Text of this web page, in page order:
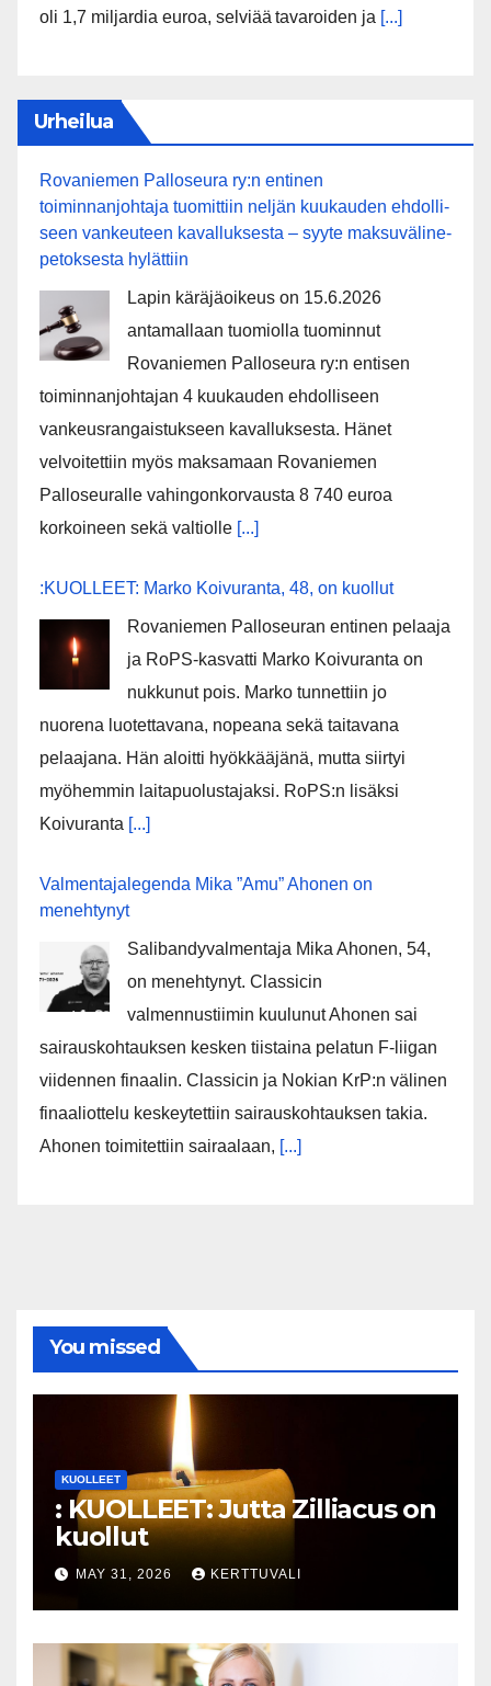
oli 1,7 miljardia euroa, selviää tavaroiden ja [...]
Urheilua
Rovaniemen Palloseura ry:n entinen
toiminnanjohtaja tuo­mit­tiin neljän kuu­kau­den eh­dol­li­
seen van­keu­teen ka­val­luk­ses­ta – syyte mak­su­vä­li­ne­
pe­tok­ses­ta hy­lät­tiin
Lapin käräjäoikeus on 15.6.2026
antamallaan tuomiolla tuominnut
Rovaniemen Palloseura ry:n entisen
toiminnanjohtajan 4 kuukauden ehdolliseen
vankeusrangaistukseen kavalluksesta. Hänet
velvoitettiin myös maksamaan Rovaniemen
Palloseuralle vahingonkorvausta 8 740 euroa
korkoineen sekä valtiolle [...]
:KUOLLEET: Marko Koivuranta, 48, on kuollut
Rovaniemen Palloseuran entinen pelaaja
ja RoPS-kasvatti Marko Koivuranta on
nukkunut pois. Marko tunnettiin jo
nuorena luotettavana, nopeana sekä taitavana
pelaajana. Hän aloitti hyökkääjänä, mutta siirtyi
myöhemmin laitapuolustajaksi. RoPS:n lisäksi
Koivuranta [...]
Valmentajalegenda Mika ”Amu” Ahonen on
menehtynyt
Salibandyvalmentaja Mika Ahonen, 54,
on menehtynyt. Classicin
valmennustiimin kuulunut Ahonen sai
sairauskohtauksen kesken tiistaina pelatun F-liigan
viidennen finaalin. Classicin ja Nokian KrP:n välinen
finaaliottelu keskeytettiin sairauskohtauksen takia.
Ahonen toimitettiin sairaalaan, [...]
You missed
KUOLLEET
: KUOLLEET: Jutta Zilliacus on
kuollut
MAY 31, 2026 KERTTUVALI